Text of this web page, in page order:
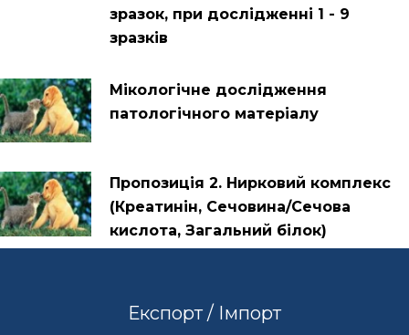
зразок, при дослідженні 1 - 9
зразків
Мікологічне дослідження
патологічного матеріалу
Пропозиція 2. Нирковий комплекс
(Креатинін, Сечовина/Сечова
кислота, Загальний білок)
Експорт / Імпорт